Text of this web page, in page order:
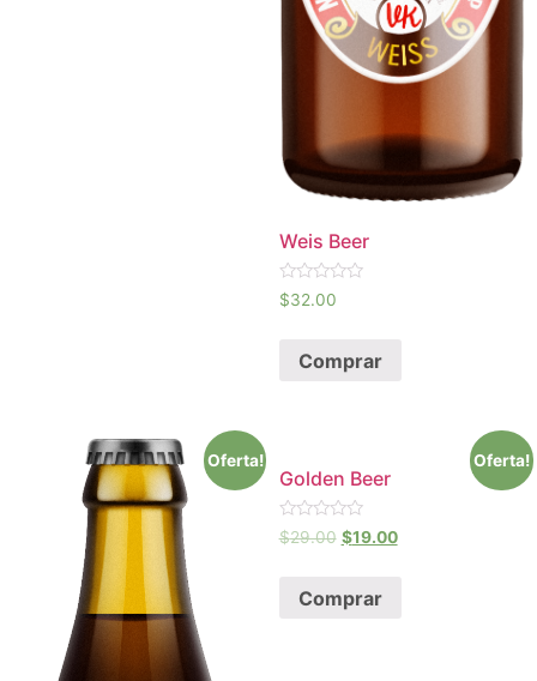
Weis Beer
Avaliação
0
$32.00
Comprar
Oferta! Oferta!
Golden Beer
Avaliação
0
$29.00 $19.00
Comprar